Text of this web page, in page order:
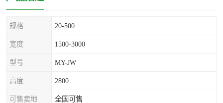
规格 20-500
宽度 1500-3000
型号 MY-JW
高度 2800
可售卖地 全国可售